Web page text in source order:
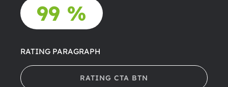
99 %
RATING PARAGRAPH
RATING CTA BTN